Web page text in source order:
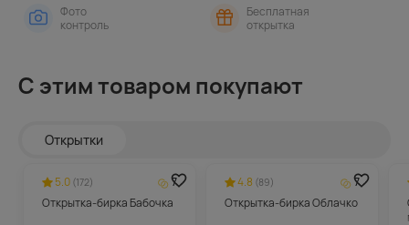
Фото
контроль
Бесплатная
открытка
С этим товаром покупают
Открытки
5.0 (172)
7
Открытка-бирка Бабочка
4.8 (89)
7
Открытка-бирка Облачко